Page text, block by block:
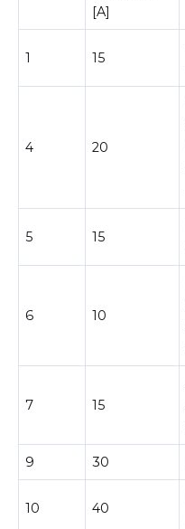
[A]
1 15
4 20
5 15
6 10
7 15
9 30
10 40